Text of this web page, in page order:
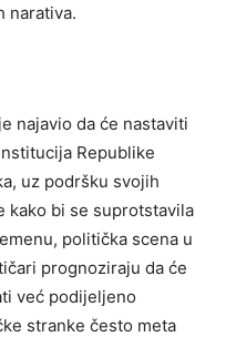
narativa.
najavio da će nastaviti
Republike
uz podršku svojih
kako bi se suprotstavila
politička scena u
prognoziraju da će
već podijeljeno
stranke često meta